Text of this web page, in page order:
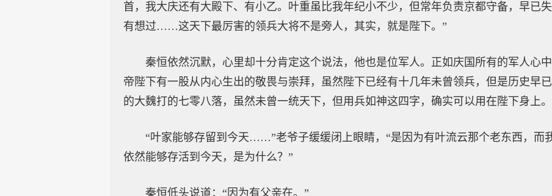
首，我大庆还有大殿下、有小乙。叶重虽比我年纪小不少，但常年负责京都守备，早已
有想过……这天下最厉害的领兵大将不是旁人，其实，就是陛下。”
秦恒依然沉默，心里却十分肯定这个说法，他也是位军人。正如庆国所有的军人心
帝陛下有一股从内心生出的敬畏与崇拜，虽然陛下已经有十几年未曾领兵，但是历史早
的大魏打的七零八落，虽然未曾一统天下，但用兵如神这四字，确实可以用在陛下身上。
“叶家能够存留到今天……”老爷子缓缓闭上眼睛，“是因为有叶流云那个老东西，而
依然能够存活到今天，是为什么？”
秦恒低头说道：“因为有父亲在。”